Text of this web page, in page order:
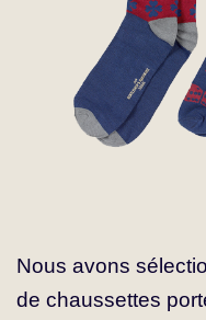
Nous avons
de chaussettes